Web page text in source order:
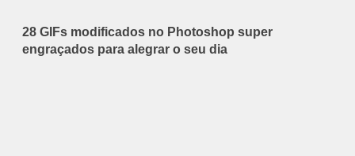
28 GIFs modificados no Photoshop super
engraçados para alegrar o seu dia